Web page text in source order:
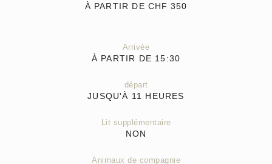
À PARTIR DE CHF 350
Arrivée
À PARTIR DE 15:30
départ
JUSQU'À 11 HEURES
Lit supplémentaire
NON
Animaux de compagnie